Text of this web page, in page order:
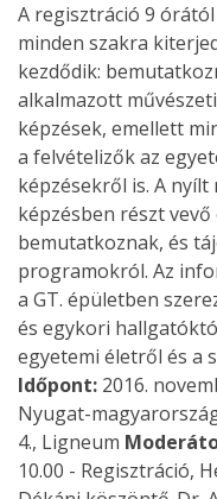
A regisztráció 9
minden szakra
kezdődik:
alkalmazott
képzések, emellett
a felvételizők az
képzésekről is. A
képzésben részt
bemutatkoznak, és
programokról. Az
a GT. épületben
és egykori
egyetemi életről és a
Időpont: 2016.
Nyugat-
4., Ligneum
10.00 - Regisztráció,